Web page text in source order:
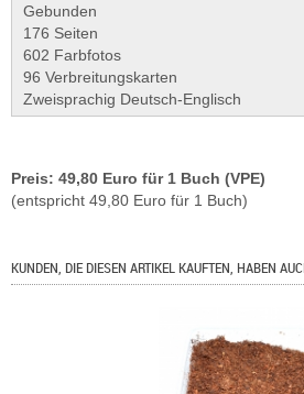
Gebunden
176 Seiten
602 Farbfotos
96 Verbreitungskarten
Zweisprachig Deutsch-Englisch
Preis: 49,80 Euro für 1 Buch (VPE)
(entspricht 49,80 Euro für 1 Buch)
KUNDEN, DIE DIESEN ARTIKEL KAUFTEN, HABEN